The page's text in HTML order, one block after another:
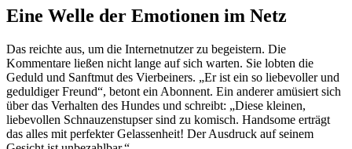
Eine Welle der Emotionen im Netz
Das reichte aus, um die Internetnutzer zu begeistern. Die
Kommentare ließen nicht lange auf sich warten. Sie lobten die
Geduld und Sanftmut des Vierbeiners. „Er ist ein so liebevoller und
geduldiger Freund“, betont ein Abonnent. Ein anderer amüsiert sich
über das Verhalten des Hundes und schreibt: „Diese kleinen,
liebevollen Schnauzenstupser sind zu komisch. Handsome erträgt
das alles mit perfekter Gelassenheit! Der Ausdruck auf seinem